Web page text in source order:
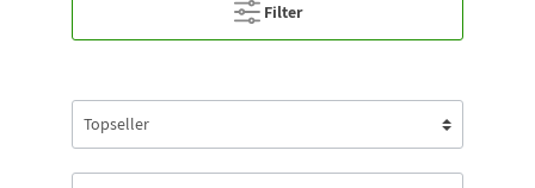
Filter